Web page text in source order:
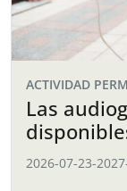
ACTIVIDAD
Las
2026-07-23-